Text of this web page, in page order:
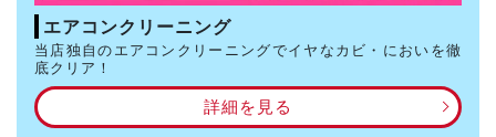
エアコンクリーニング
当店独自のエアコンクリーニングでイヤなカビ・においを徹
底クリア！
詳細を見る